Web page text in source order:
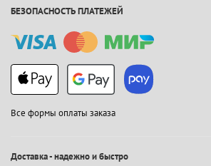
БЕЗОПАСНОСТЬ ПЛАТЕЖЕЙ
Все формы оплаты заказа
Доставка - надежно и быстро